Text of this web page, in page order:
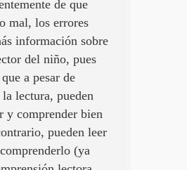
de que
mal, los errores
información sobre
del niño, pues
a pesar de
lectura, pueden
y comprender bien
pueden leer
(ya